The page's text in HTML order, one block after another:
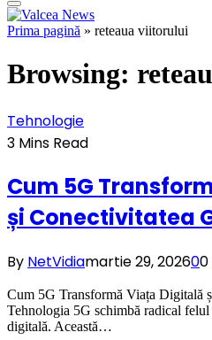
Prima pagină » reteaua viitorului
Browsing:
Tehnologie
3 Mins Read
Cum 5G
și Conectivitatea
By NetVidiamartie 29, 202600
Cum 5G Transformă Viața Digitală
Tehnologia 5G schimbă radical
digitală. Această…